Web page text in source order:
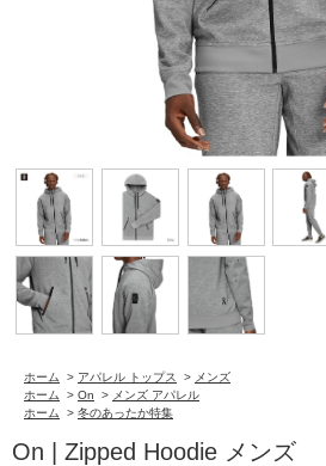
ホーム > アパレル トップス > メンズ
ホーム
> On > メンズ アパレル
ホーム
> 冬のあったか特集
On | Zipped Hoodie メンズ